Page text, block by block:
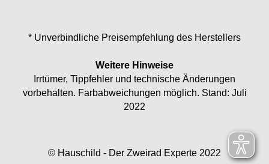
* Unverbindliche Preisempfehlung des Herstellers
Weitere Hinweise
Irrtümer, Tippfehler und technische Änderungen
vorbehalten. Farbabweichungen möglich. Stand: Juli
2022
© Hauschild - Der Zweirad Experte 2022